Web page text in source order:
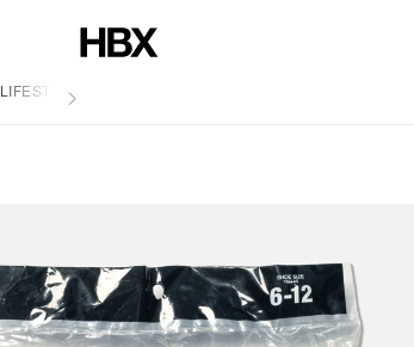
LIFESTYLE